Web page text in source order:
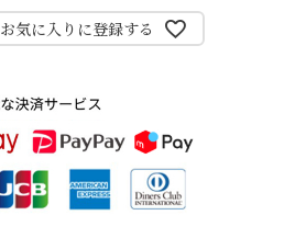
お気に入りに登録する